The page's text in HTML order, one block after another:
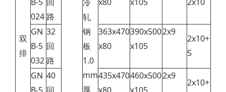
双
排
024 路
冷
轧
钢
板
1.0
mm
厚
GN
B-5
032
32
回
路
363x470
x80
390x500
x105
2x9
2x10+
5
GN 40
435x470460x5002x9
2x10+